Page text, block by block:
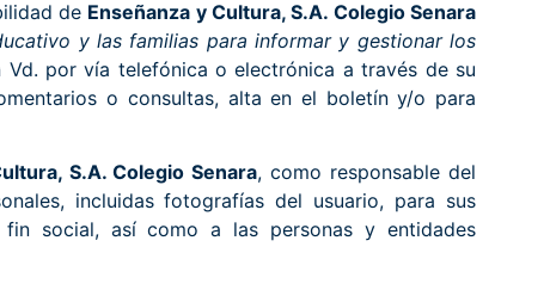
de Enseñanza y Cultura, S.A. Colegio Senara
y las familias para informar y gestionar los
por vía telefónica o electrónica a través de su
o consultas, alta en el boletín y/o para
S.A. Colegio Senara, como responsable del
incluidas fotografías del usuario, para sus
social, así como a las personas y entidades